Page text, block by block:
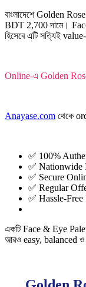
বাংলাদেশে Golden
BDT 2,700 দামে।
হিসেবে এটি সত্যিই
Online-এ Golden
Anayase.com থেকে
✅ 100%
✅ Nationwide
✅ Secure
✅ Regular
✅ Hassle-
একটি Face & Eye
আরও easy, balanced